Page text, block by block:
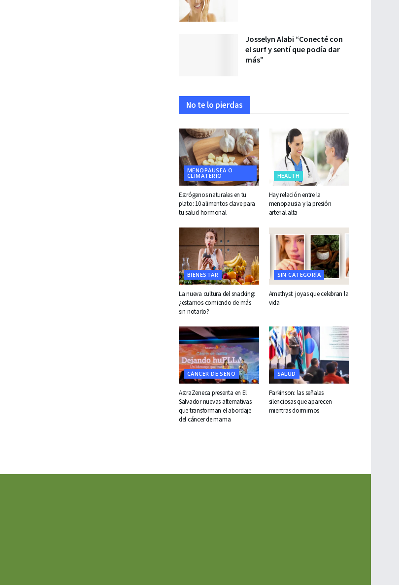
Josselyn Alabi “Conecté con
el surf y sentí que podía dar
más”
No te lo pierdas
MENOPAUSEA O
CLIMATERIO
Estrógenos naturales en tu
plato: 10 alimentos clave para
tu salud hormonal
HEALTH
Hay relación entre la
menopausia y la presión
arterial alta
BIENESTAR
La nueva cultura del snacking:
¿estamos comiendo de más
sin notarlo?
SIN CATEGORÍA
Amethyst: joyas que celebran la
vida
CÁNCER DE SENO
AstraZeneca presenta en El
Salvador nuevas alternativas
que transforman el abordaje
del cáncer de mama
SALUD
Parkinson: las señales
silenciosas que aparecen
mientras dormimos